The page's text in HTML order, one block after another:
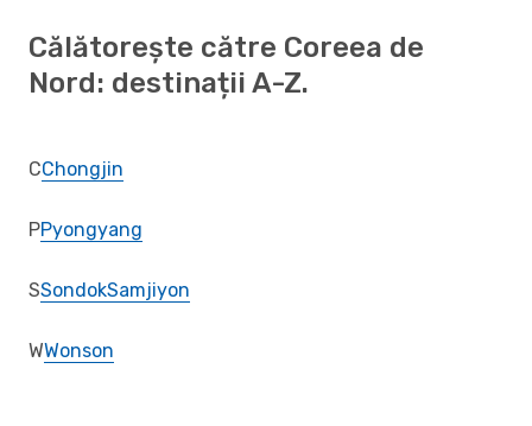
Călătorește către Coreea de
Nord: destinații A-Z.
CChongjin
PPyongyang
SSondokSamjiyon
WWonson